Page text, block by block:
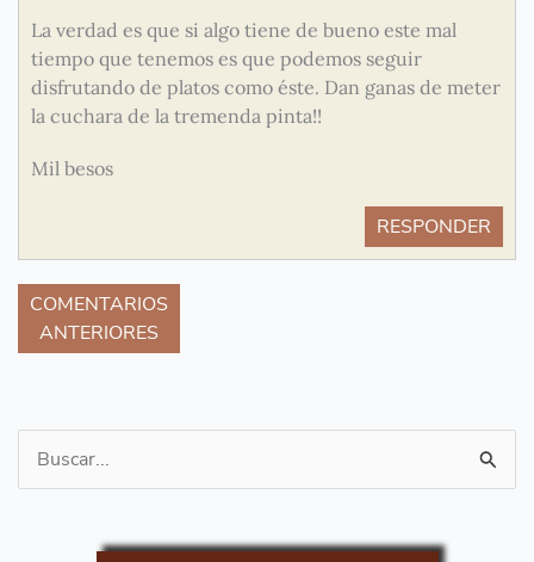
La verdad es que si algo tiene de bueno este mal
tiempo que tenemos es que podemos seguir
disfrutando de platos como éste. Dan ganas de meter
la cuchara de la tremenda pinta!!
Mil besos
RESPONDER
COMENTARIOS
ANTERIORES
Buscar
por: